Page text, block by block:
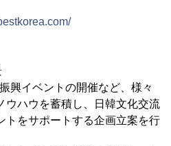
興イベントの開催など、様々
ウハウを蓄積し、日韓文化交流
トをサポートする企画立案を行